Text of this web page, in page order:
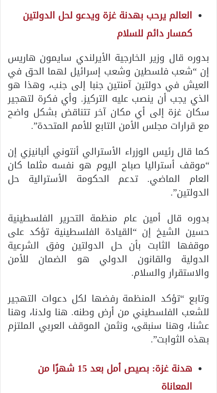
العالم يرحب بهدنة غزة ويدعو لحل الدولتين
كمسار دائم للسلام
بدوره قال وزير الخارجية الأيرلندي سايمون هاريس
إن “شعب فلسطين وشعب إسرائيل لهما الحق في
العيش في دولتين آمنتين جنبا إلى جنب، وهذا هو
الذي يجب أن ينصب عليه التركيز. وأي فكرة لتهجير
سكان غزة إلى أي مكان آخر تتناقض بشكل واضح
مع قرارات مجلس الأمن التابع للأمم المتحدة”.
كما قال رئيس الوزراء الأسترالي أنتوني ألبانيزي إن
“موقف أستراليا صباح اليوم هو نفسه مثلما كان
العام الماضي. تدعم الحكومة الأسترالية حل
الدولتين”.
بدوره قال أمين عام منظمة التحرير الفلسطينية
حسين الشيخ إن “القيادة الفلسطينية تؤكد على
موقفها الثابت بأن حل الدولتين وفق الشرعية
الدولية والقانون الدولي هو الضمان للأمن
والاستقرار والسلام.
وتابع “تؤكد المنظمة رفضها لكل دعوات التهجير
للشعب الفلسطيني من أرض وطنه. هنا ولدنا، وهنا
عشنا، وهنا سنبقى، ونثمن الموقف العربي الملتزم
بهذه الثوابت”.
هدنة غزة: بصيص أمل بعد 15 شهرًا من
المعاناة